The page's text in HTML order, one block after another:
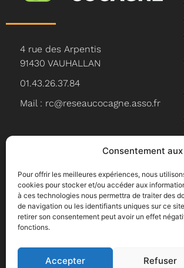
Consentement
Pour offrir les meilleures expériences, nous
cookies pour stocker et/ou accéder aux
à ces technologies nous permettra de traiter des
de navigation ou les identifiants uniques sur ce
retirer son consentement peut avoir un effet
fonctions.
Accepter Refuser
4 rue des Arpentis
91430 VAUHALLAN
01.43.26.37.84
Mail : rc@reseaucocagne.asso.fr
Le